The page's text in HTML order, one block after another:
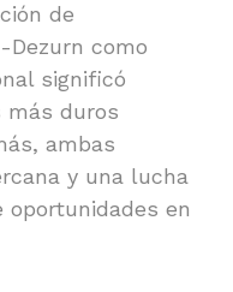
de
Dezurn como
significó
más duros
ambas
y una lucha
en